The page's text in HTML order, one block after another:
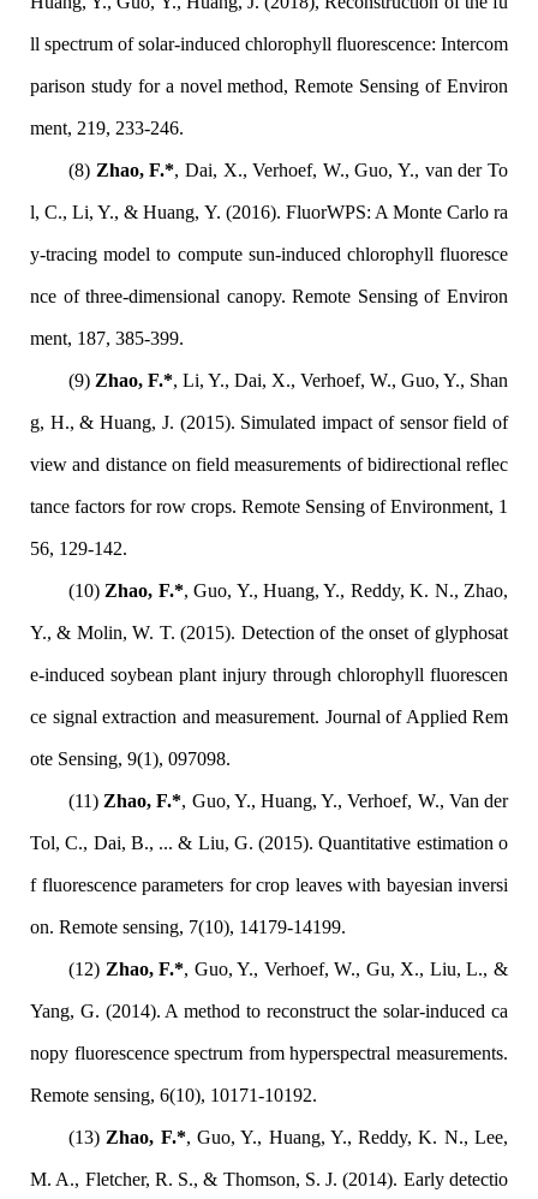
ll spectrum of solar-induced chlorophyll fluorescence: Intercom
parison study for a novel method, Remote Sensing of Environ
ment, 219, 233-246.
(8) Zhao, F.*, Dai, X., Verhoef, W., Guo, Y., van der To
l, C., Li, Y., & Huang, Y. (2016). FluorWPS: A Monte Carlo ra
y-tracing model to compute sun-induced chlorophyll fluoresce
nce of three-dimensional canopy. Remote Sensing of Environ
ment, 187, 385-399.
(9) Zhao, F.*, Li, Y., Dai, X., Verhoef, W., Guo, Y., Shan
g, H., & Huang, J. (2015). Simulated impact of sensor field of
view and distance on field measurements of bidirectional reflec
tance factors for row crops. Remote Sensing of Environment, 1
56, 129-142.
(10) Zhao, F.*, Guo, Y., Huang, Y., Reddy, K. N., Zhao,
Y., & Molin, W. T. (2015). Detection of the onset of glyphosat
e-induced soybean plant injury through chlorophyll fluorescen
ce signal extraction and measurement. Journal of Applied Rem
ote Sensing, 9(1), 097098.
(11) Zhao, F.*, Guo, Y., Huang, Y., Verhoef, W., Van der
Tol, C., Dai, B., ... & Liu, G. (2015). Quantitative estimation o
f fluorescence parameters for crop leaves with bayesian inversi
on. Remote sensing, 7(10), 14179-14199.
(12) Zhao, F.*, Guo, Y., Verhoef, W., Gu, X., Liu, L., &
Yang, G. (2014). A method to reconstruct the solar-induced ca
nopy fluorescence spectrum from hyperspectral measurements.
Remote sensing, 6(10), 10171-10192.
(13) Zhao, F.*, Guo, Y., Huang, Y., Reddy, K. N., Lee,
M. A., Fletcher, R. S., & Thomson, S. J. (2014). Early detectio